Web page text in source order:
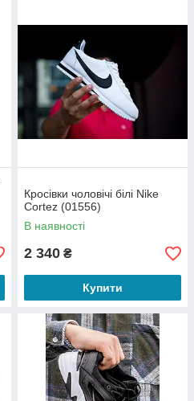
Кросівки чоловічі білі Nike
Cortez (01556)
В наявності
2 340 ₴
Купити